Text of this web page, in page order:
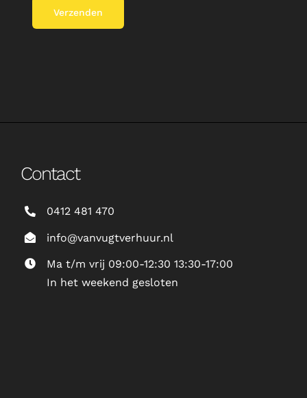
Contact
0412 481 470
info@vanvugtverhuur.nl
Ma t/m vrij 09:00-12:30 13:30-17:00
In het weekend gesloten